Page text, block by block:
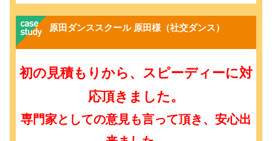
原田ダンススクール 原田様（社交ダンス）
初の見積もりから、スピーディーに対
応頂きました。
専門家としての意見も言って頂き、安心出